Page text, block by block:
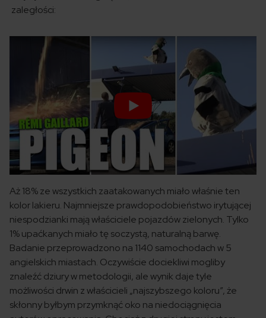
zaległości:
Aż 18% ze wszystkich zaatakowanych miało właśnie ten
kolor lakieru. Najmniejsze prawdopodobieństwo irytującej
niespodzianki mają właściciele pojazdów zielonych. Tylko
1% upaćkanych miało tę soczystą, naturalną barwę.
Badanie przeprowadzono na 1140 samochodach w 5
angielskich miastach. Oczywiście dociekliwi mogliby
znaleźć dziury w metodologii, ale wynik daje tyle
możliwości drwin z właścicieli „najszybszego koloru”, że
skłonny byłbym przymknąć oko na niedociągnięcia